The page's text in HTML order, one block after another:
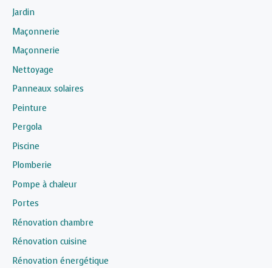
Jardin
Maçonnerie
Maçonnerie
Nettoyage
Panneaux solaires
Peinture
Pergola
Piscine
Plomberie
Pompe à chaleur
Portes
Rénovation chambre
Rénovation cuisine
Rénovation énergétique